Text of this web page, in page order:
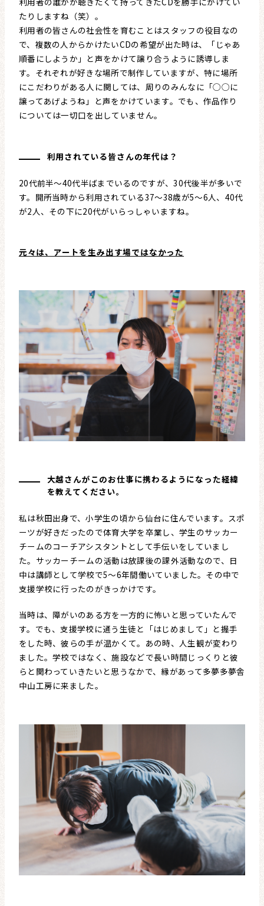
たりしますね（笑）。
利用者の皆さんの社会性を育むことはスタッフの役目なの
で、複数の人からかけたいCDの希望が出た時は、「じゃあ
順番にしようか」と声をかけて譲り合うように誘導しま
す。それぞれが好きな場所で制作していますが、特に場所
にこだわりがある人に関しては、周りのみんなに「◯◯に
譲ってあげようね」と声をかけています。でも、作品作り
については一切口を出していません。
利用されている皆さんの年代は？
20代前半〜40代半ばまでいるのですが、30代後半が多いで
す。開所当時から利用されている37〜38歳が5〜6人、40代
が2人、その下に20代がいらっしゃいますね。
元々は、アートを生み出す場ではなかった
大越さんがこのお仕事に携わるようになった経緯
を教えてください。
私は秋田出身で、小学生の頃から仙台に住んでいます。スポ
ーツが好きだったので体育大学を卒業し、学生のサッカー
チームのコーチアシスタントとして手伝いをしていまし
た。サッカーチームの活動は放課後の課外活動なので、日
中は講師として学校で5〜6年間働いていました。その中で
支援学校に行ったのがきっかけです。
当時は、障がいのある方を一方的に怖いと思っていたんで
す。でも、支援学校に通う生徒と「はじめまして」と握手
をした時、彼らの手が温かくて。あの時、人生観が変わり
ました。学校ではなく、施設などで長い時間じっくりと彼
らと関わっていきたいと思うなかで、縁があって多夢多夢舎
中山工房に来ました。